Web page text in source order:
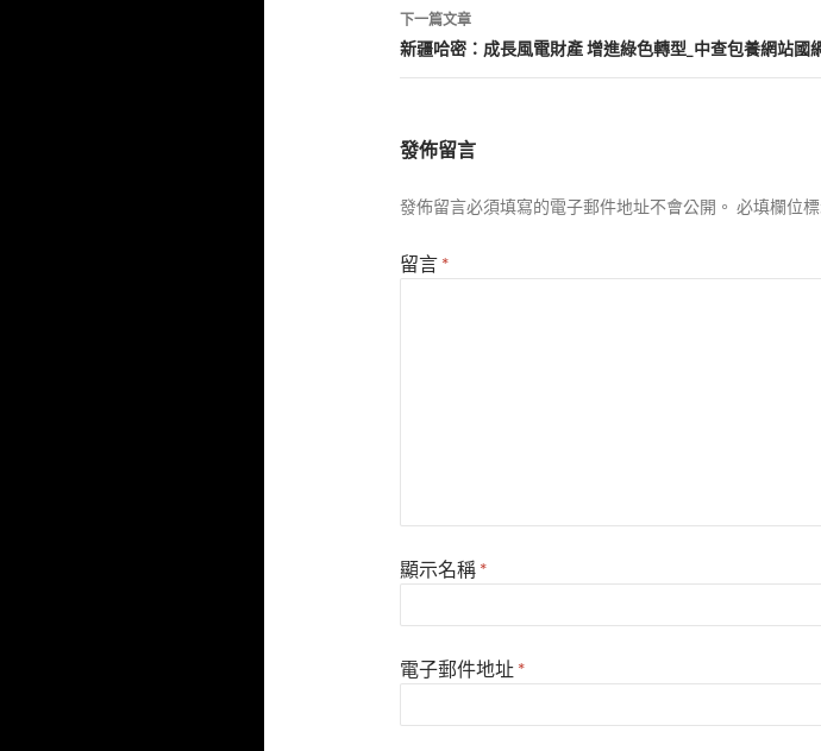
覽
下一篇文章
新疆哈密：成長風電財產 增進綠色轉型_中查包養網站國
發佈留言
發佈留言必須填寫的電子郵件地址不會公開。 必填欄位
留言 *
顯示名稱 *
電子郵件地址 *